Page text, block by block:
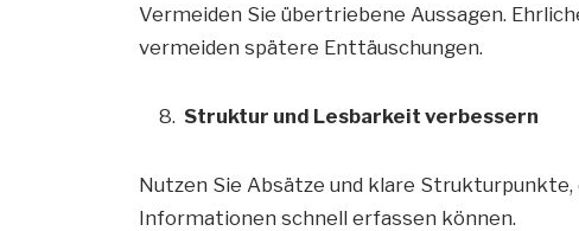
Vermeiden Sie übertriebene Aussagen.
vermeiden spätere Enttäuschungen.
Struktur und Lesbarkeit verbessern
Nutzen Sie Absätze und klare
Informationen schnell erfassen können.